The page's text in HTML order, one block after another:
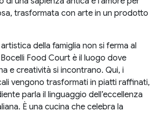
trasformata con arte in un prodotto
della famiglia non si ferma al
Food Court è il luogo dove
e creatività si incontrano. Qui, i
vengono trasformati in piatti raffinati,
parla il linguaggio dell’eccellenza
È una cucina che celebra la